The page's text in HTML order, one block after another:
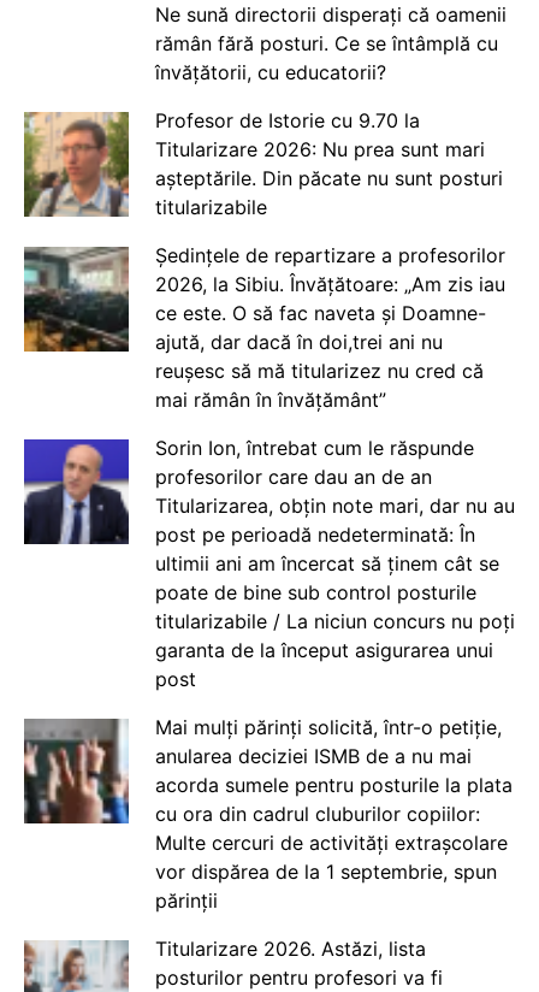
Ne sună directorii disperați că oamenii
rămân fără posturi. Ce se întâmplă cu
învățătorii, cu educatorii?
Profesor de Istorie cu 9.70 la
Titularizare 2026: Nu prea sunt mari
așteptările. Din păcate nu sunt posturi
titularizabile
Ședințele de repartizare a profesorilor
2026, la Sibiu. Învățătoare: „Am zis iau
ce este. O să fac naveta și Doamne-
ajută, dar dacă în doi,trei ani nu
reușesc să mă titularizez nu cred că
mai rămân în învățământ”
Sorin Ion, întrebat cum le răspunde
profesorilor care dau an de an
Titularizarea, obțin note mari, dar nu au
post pe perioadă nedeterminată: În
ultimii ani am încercat să ținem cât se
poate de bine sub control posturile
titularizabile / La niciun concurs nu poți
garanta de la început asigurarea unui
post
Mai mulți părinți solicită, într-o petiție,
anularea deciziei ISMB de a nu mai
acorda sumele pentru posturile la plata
cu ora din cadrul cluburilor copiilor:
Multe cercuri de activități extrașcolare
vor dispărea de la 1 septembrie, spun
părinții
Titularizare 2026. Astăzi, lista
posturilor pentru profesori va fi